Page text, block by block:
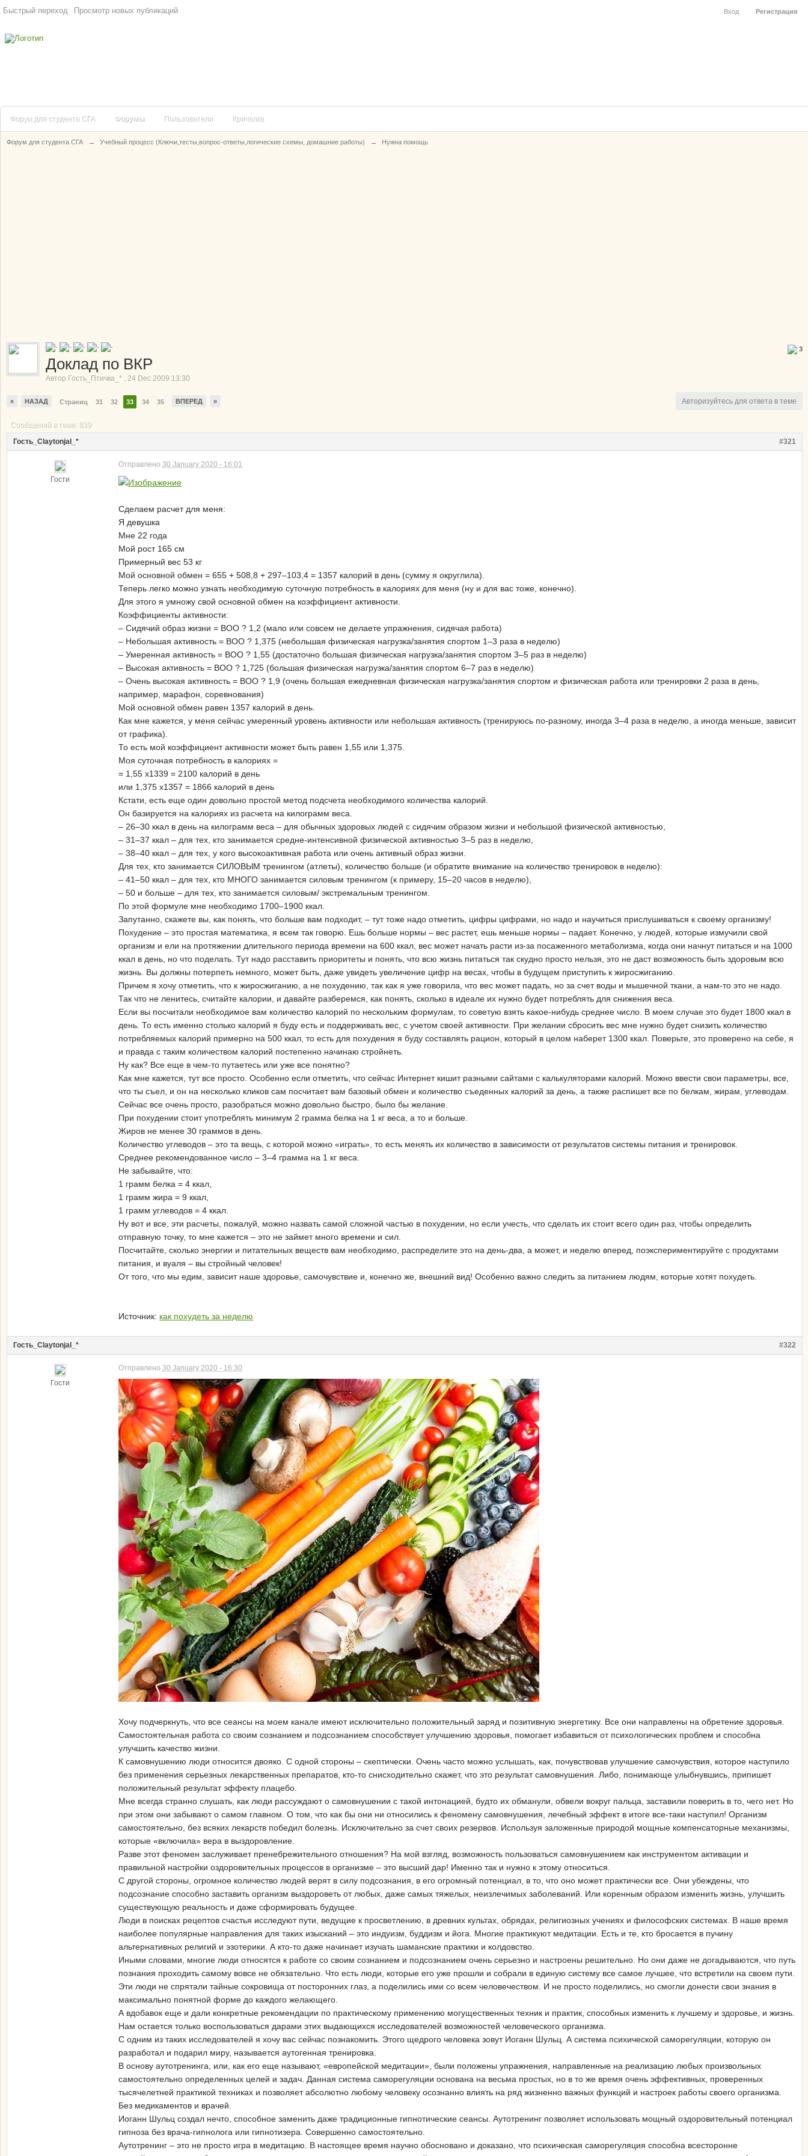
Быстрый переход Просмотр новых публикаций Вход Регистрация
Форум для студента СГА Форумы Пользователи Кричалка
Форум для студента СГА → Учебный процесс (Ключи,тесты,вопрос-ответы,логические схемы, домашние работы) → Нужна помощь
3
Доклад по ВКР
Автор Гость_Птичка_* , 24 Dec 2009 13:30
« НАЗАД Страниц 31 32 33 34 35 ВПЕРЕД » Авторизуйтесь для ответа в теме
Сообщений в теме: 839
#321
Гость_Claytonjal_*
Гости
Отправлено 30 January 2020 - 16:01
Сделаем расчет для меня:
Я девушка
Мне 22 года
Мой рост 165 см
Примерный вес 53 кг
Мой основной обмен = 655 + 508,8 + 297–103,4 = 1357 калорий в день (сумму я округлила).
Теперь легко можно узнать необходимую суточную потребность в калориях для меня (ну и для вас тоже, конечно).
Для этого я умножу свой основной обмен на коэффициент активности.
Коэффициенты активности:
– Сидячий образ жизни = ВОО ? 1,2 (мало или совсем не делаете упражнения, сидячая работа)
– Небольшая активность = ВОО ? 1,375 (небольшая физическая нагрузка/занятия спортом 1–3 раза в неделю)
– Умеренная активность = ВОО ? 1,55 (достаточно большая физическая нагрузка/занятия спортом 3–5 раз в неделю)
– Высокая активность = ВОО ? 1,725 (большая физическая нагрузка/занятия спортом 6–7 раз в неделю)
– Очень высокая активность = ВОО ? 1,9 (очень большая ежедневная физическая нагрузка/занятия спортом и физическая работа или тренировки 2 раза в день,
например, марафон, соревнования)
Мой основной обмен равен 1357 калорий в день.
Как мне кажется, у меня сейчас умеренный уровень активности или небольшая активность (тренируюсь по-разному, иногда 3–4 раза в неделю, а иногда меньше, зависит
от графика).
То есть мой коэффициент активности может быть равен 1,55 или 1,375.
Моя суточная потребность в калориях =
= 1,55 х1339 = 2100 калорий в день
или 1,375 х1357 = 1866 калорий в день
Кстати, есть еще один довольно простой метод подсчета необходимого количества калорий.
Он базируется на калориях из расчета на килограмм веса.
– 26–30 ккал в день на килограмм веса – для обычных здоровых людей с сидячим образом жизни и небольшой физической активностью,
– 31–37 ккал – для тех, кто занимается средне-интенсивной физической активностью 3–5 раз в неделю,
– 38–40 ккал – для тех, у кого высокоактивная работа или очень активный образ жизни.
Для тех, кто занимается СИЛОВЫМ тренингом (атлеты), количество больше (и обратите внимание на количество тренировок в неделю):
– 41–50 ккал – для тех, кто МНОГО занимается силовым тренингом (к примеру, 15–20 часов в неделю),
– 50 и больше – для тех, кто занимается силовым/ экстремальным тренингом.
По этой формуле мне необходимо 1700–1900 ккал.
Запутанно, скажете вы, как понять, что больше вам подходит, – тут тоже надо отметить, цифры цифрами, но надо и научиться прислушиваться к своему организму!
Похудение – это простая математика, я всем так говорю. Ешь больше нормы – вес растет, ешь меньше нормы – падает. Конечно, у людей, которые измучили свой
организм и ели на протяжении длительного периода времени на 600 ккал, вес может начать расти из-за посаженного метаболизма, когда они начнут питаться и на 1000
ккал в день, но что поделать. Тут надо расставить приоритеты и понять, что всю жизнь питаться так скудно просто нельзя, это не даст возможность быть здоровым всю
жизнь. Вы должны потерпеть немного, может быть, даже увидеть увеличение цифр на весах, чтобы в будущем приступить к жиросжиганию.
Причем я хочу отметить, что к жиросжиганию, а не похудению, так как я уже говорила, что вес может падать, но за счет воды и мышечной ткани, а нам-то это не надо.
Так что не ленитесь, считайте калории, и давайте разберемся, как понять, сколько в идеале их нужно будет потреблять для снижения веса.
Если вы посчитали необходимое вам количество калорий по нескольким формулам, то советую взять какое-нибудь среднее число. В моем случае это будет 1800 ккал в
день. То есть именно столько калорий я буду есть и поддерживать вес, с учетом своей активности. При желании сбросить вес мне нужно будет снизить количество
потребляемых калорий примерно на 500 ккал, то есть для похудения я буду составлять рацион, который в целом наберет 1300 ккал. Поверьте, это проверено на себе, я
и правда с таким количеством калорий постепенно начинаю стройнеть.
Ну как? Все еще в чем-то путаетесь или уже все понятно?
Как мне кажется, тут все просто. Особенно если отметить, что сейчас Интернет кишит разными сайтами с калькуляторами калорий. Можно ввести свои параметры, все,
что ты съел, и он на несколько кликов сам посчитает вам базовый обмен и количество съеденных калорий за день, а также распишет все по белкам, жирам, углеводам.
Сейчас все очень просто, разобраться можно довольно быстро, было бы желание.
При похудении стоит употреблять минимум 2 грамма белка на 1 кг веса, а то и больше.
Жиров не менее 30 граммов в день.
Количество углеводов – это та вещь, с которой можно «играть», то есть менять их количество в зависимости от результатов системы питания и тренировок.
Среднее рекомендованное число – 3–4 грамма на 1 кг веса.
Не забывайте, что:
1 грамм белка = 4 ккал,
1 грамм жира = 9 ккал,
1 грамм углеводов = 4 ккал.
Ну вот и все, эти расчеты, пожалуй, можно назвать самой сложной частью в похудении, но если учесть, что сделать их стоит всего один раз, чтобы определить
отправную точку, то мне кажется – это не займет много времени и сил.
Посчитайте, сколько энергии и питательных веществ вам необходимо, распределите это на день-два, а может, и неделю вперед, поэкспериментируйте с продуктами
питания, и вуаля – вы стройный человек!
От того, что мы едим, зависит наше здоровье, самочувствие и, конечно же, внешний вид! Особенно важно следить за питанием людям, которые хотят похудеть.
Источник: как похудеть за неделю
#322
Гость_Claytonjal_*
Гости
Отправлено 30 January 2020 - 16:30
Хочу подчеркнуть, что все сеансы на моем канале имеют исключительно положительный заряд и позитивную энергетику. Все они направлены на обретение здоровья.
Самостоятельная работа со своим сознанием и подсознанием способствует улучшению здоровья, помогает избавиться от психологических проблем и способна
улучшить качество жизни.
К самовнушению люди относится двояко. С одной стороны – скептически. Очень часто можно услышать, как, почувствовав улучшение самочувствия, которое наступило
без применения серьезных лекарственных препаратов, кто-то снисходительно скажет, что это результат самовнушения. Либо, понимающе улыбнувшись, припишет
положительный результат эффекту плацебо.
Мне всегда странно слушать, как люди рассуждают о самовнушении с такой интонацией, будто их обманули, обвели вокруг пальца, заставили поверить в то, чего нет. Но
при этом они забывают о самом главном. О том, что как бы они ни относились к феномену самовнушения, лечебный эффект в итоге все-таки наступил! Организм
самостоятельно, без всяких лекарств победил болезнь. Исключительно за счет своих резервов. Используя заложенные природой мощные компенсаторные механизмы,
которые «включила» вера в выздоровление.
Разве этот феномен заслуживает пренебрежительного отношения? На мой взгляд, возможность пользоваться самовнушением как инструментом активации и
правильной настройки оздоровительных процессов в организме – это высший дар! Именно так и нужно к этому относиться.
С другой стороны, огромное количество людей верят в силу подсознания, в его огромный потенциал, в то, что оно может практически все. Они убеждены, что
подсознание способно заставить организм выздороветь от любых, даже самых тяжелых, неизлечимых заболеваний. Или коренным образом изменить жизнь, улучшить
существующую реальность и даже сформировать будущее.
Люди в поисках рецептов счастья исследуют пути, ведущие к просветлению, в древних культах, обрядах, религиозных учениях и философских системах. В наше время
наиболее популярные направления для таких изысканий – это индуизм, буддизм и йога. Многие практикуют медитации. Есть и те, кто бросается в пучину
альтернативных религий и эзотерики. А кто-то даже начинает изучать шаманские практики и колдовство.
Иными словами, многие люди относятся к работе со своим сознанием и подсознанием очень серьезно и настроены решительно. Но они даже не догадываются, что путь
познания проходить самому вовсе не обязательно. Что есть люди, которые его уже прошли и собрали в единую систему все самое лучшее, что встретили на своем пути.
Эти люди не спрятали тайные сокровища от посторонних глаз, а поделились ими со всем человечеством. И не просто поделились, но смогли донести свои знания в
максимально понятной форме до каждого желающего.
А вдобавок еще и дали конкретные рекомендации по практическому применению могущественных техник и практик, способных изменить к лучшему и здоровье, и жизнь.
Нам остается только воспользоваться дарами этих выдающихся исследователей возможностей человеческого организма.
С одним из таких исследователей я хочу вас сейчас познакомить. Этого щедрого человека зовут Иоганн Шульц. А система психической саморегуляции, которую он
разработал и подарил миру, называется аутогенная тренировка.
В основу аутотренинга, или, как его еще называют, «европейской медитации», были положены упражнения, направленные на реализацию любых произвольных
самостоятельно определенных целей и задач. Данная система саморегуляции основана на весьма простых, но в то же время очень эффективных, проверенных
тысячелетней практикой техниках и позволяет абсолютно любому человеку осознанно влиять на ряд жизненно важных функций и настроек работы своего организма.
Без медикаментов и врачей.
Иоганн Шульц создал нечто, способное заменить даже традиционные гипнотические сеансы. Аутотренинг позволяет использовать мощный оздоровительный потенциал
гипноза без врача-гипнолога или гипнотизера. Совершенно самостоятельно.
Аутотренинг – это не просто игра в медитацию. В настоящее время научно обосновано и доказано, что психическая саморегуляция способна всесторонне